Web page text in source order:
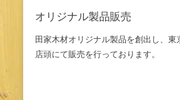
オリジナル製品販売
田家木材オリジナル製品を創出し、東
店頭にて販売を行っております。